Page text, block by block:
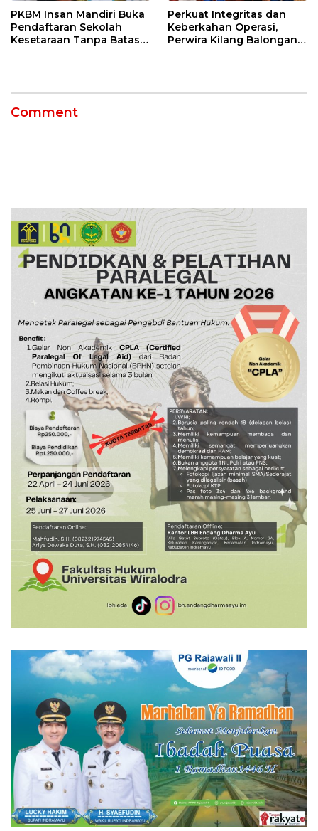
PKBM Insan Mandiri Buka
Pendaftaran Sekolah
Kesetaraan Tanpa Batas
Perkuat Integritas dan
Keberkahan Operasi,
Perwira Kilang Balongan
Comment